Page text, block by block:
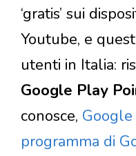
‘gratis’ sui
Youtube, e
utenti in Italia:
Google Play
conosce,
programma di